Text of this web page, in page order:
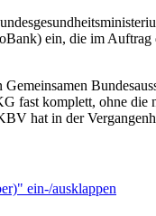
ein, die im
fast komplett, ohne
hat in der
ein-/ausklappen